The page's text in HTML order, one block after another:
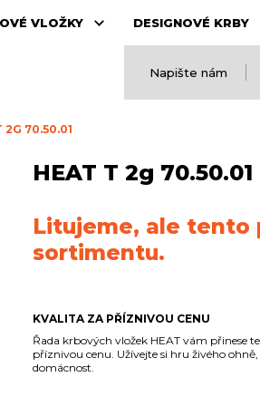
VLOŽKY DESIGNOVÉ KRBY
Napište nám
2G 70.50.01
HEAT T 2g 70.50.01
Litujeme, ale tento
sortimentu.
KVALITA ZA PŘÍZNIVOU CENU
Řada krbových vložek HEAT vám
příznivou cenu. Užívejte si hru živého
domácnost.